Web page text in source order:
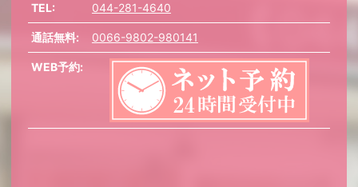
TEL: 044-281-4640
通話無料: 0066-9802-980141
WEB予約: